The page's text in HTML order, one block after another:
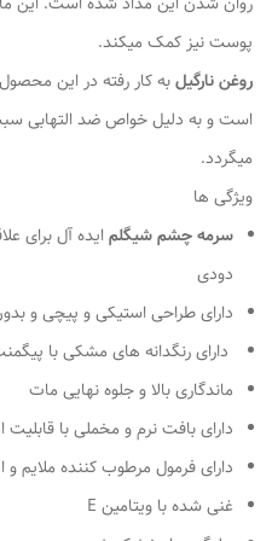
پوست نیز کمک میکند.
روغن نارگیلبه کار رفته در این
است و به دلیل خواص ضد التهابی
میگردد.
ویژگی ها
سرمه چشم شیگلم ایده آل برای
دودی
دارای طراحی استیکی و پیچی و
دارای رنگدانه های مشکی با
ماندگاری بالا و جلوه نهایی مات
دارای بافت نرم و مخملی با
دارای فرمول مرطوب کننده ملایم
غنی شده با ویتامین E